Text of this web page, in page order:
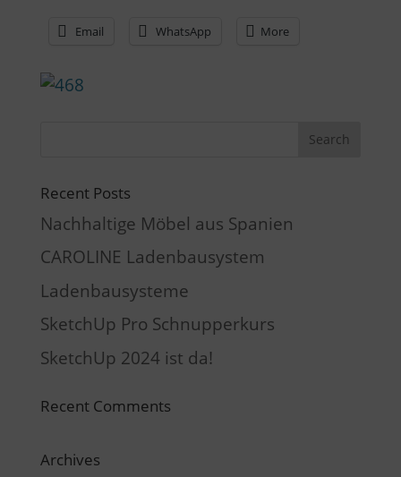
Email WhatsApp More
Recent Posts
Nachhaltige Möbel aus Spanien
CAROLINE Ladenbausystem
Ladenbausysteme
SketchUp Pro Schnupperkurs
SketchUp 2024 ist da!
Recent Comments
Archives